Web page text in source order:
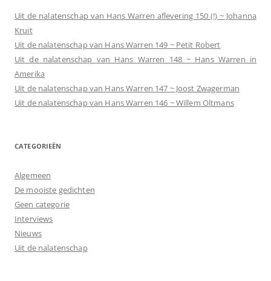
Uit de nalatenschap van Hans Warren aflevering 150 (!) ~ Johanna
Kruit
Uit de nalatenschap van Hans Warren 149 ~ Petit Robert
Uit de nalatenschap van Hans Warren 148 ~ Hans Warren in
Amerika
Uit de nalatenschap van Hans Warren 147 ~ Joost Zwagerman
Uit de nalatenschap van Hans Warren 146 ~ Willem Oltmans
CATEGORIEËN
Algemeen
De mooiste gedichten
Geen categorie
Interviews
Nieuws
Uit de nalatenschap